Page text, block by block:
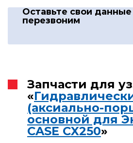
Оставьте свои данные
перезвоним
Запчасти для
«
(аксиально-
основной для
CASE CX250»